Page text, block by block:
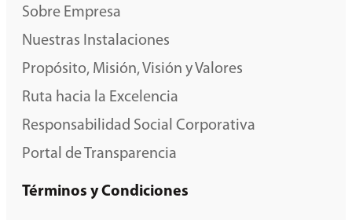
Sobre Empresa
Nuestras Instalaciones
Propósito, Misión, Visión y Valores
Ruta hacia la Excelencia
Responsabilidad Social Corporativa
Portal de Transparencia
Términos y Condiciones